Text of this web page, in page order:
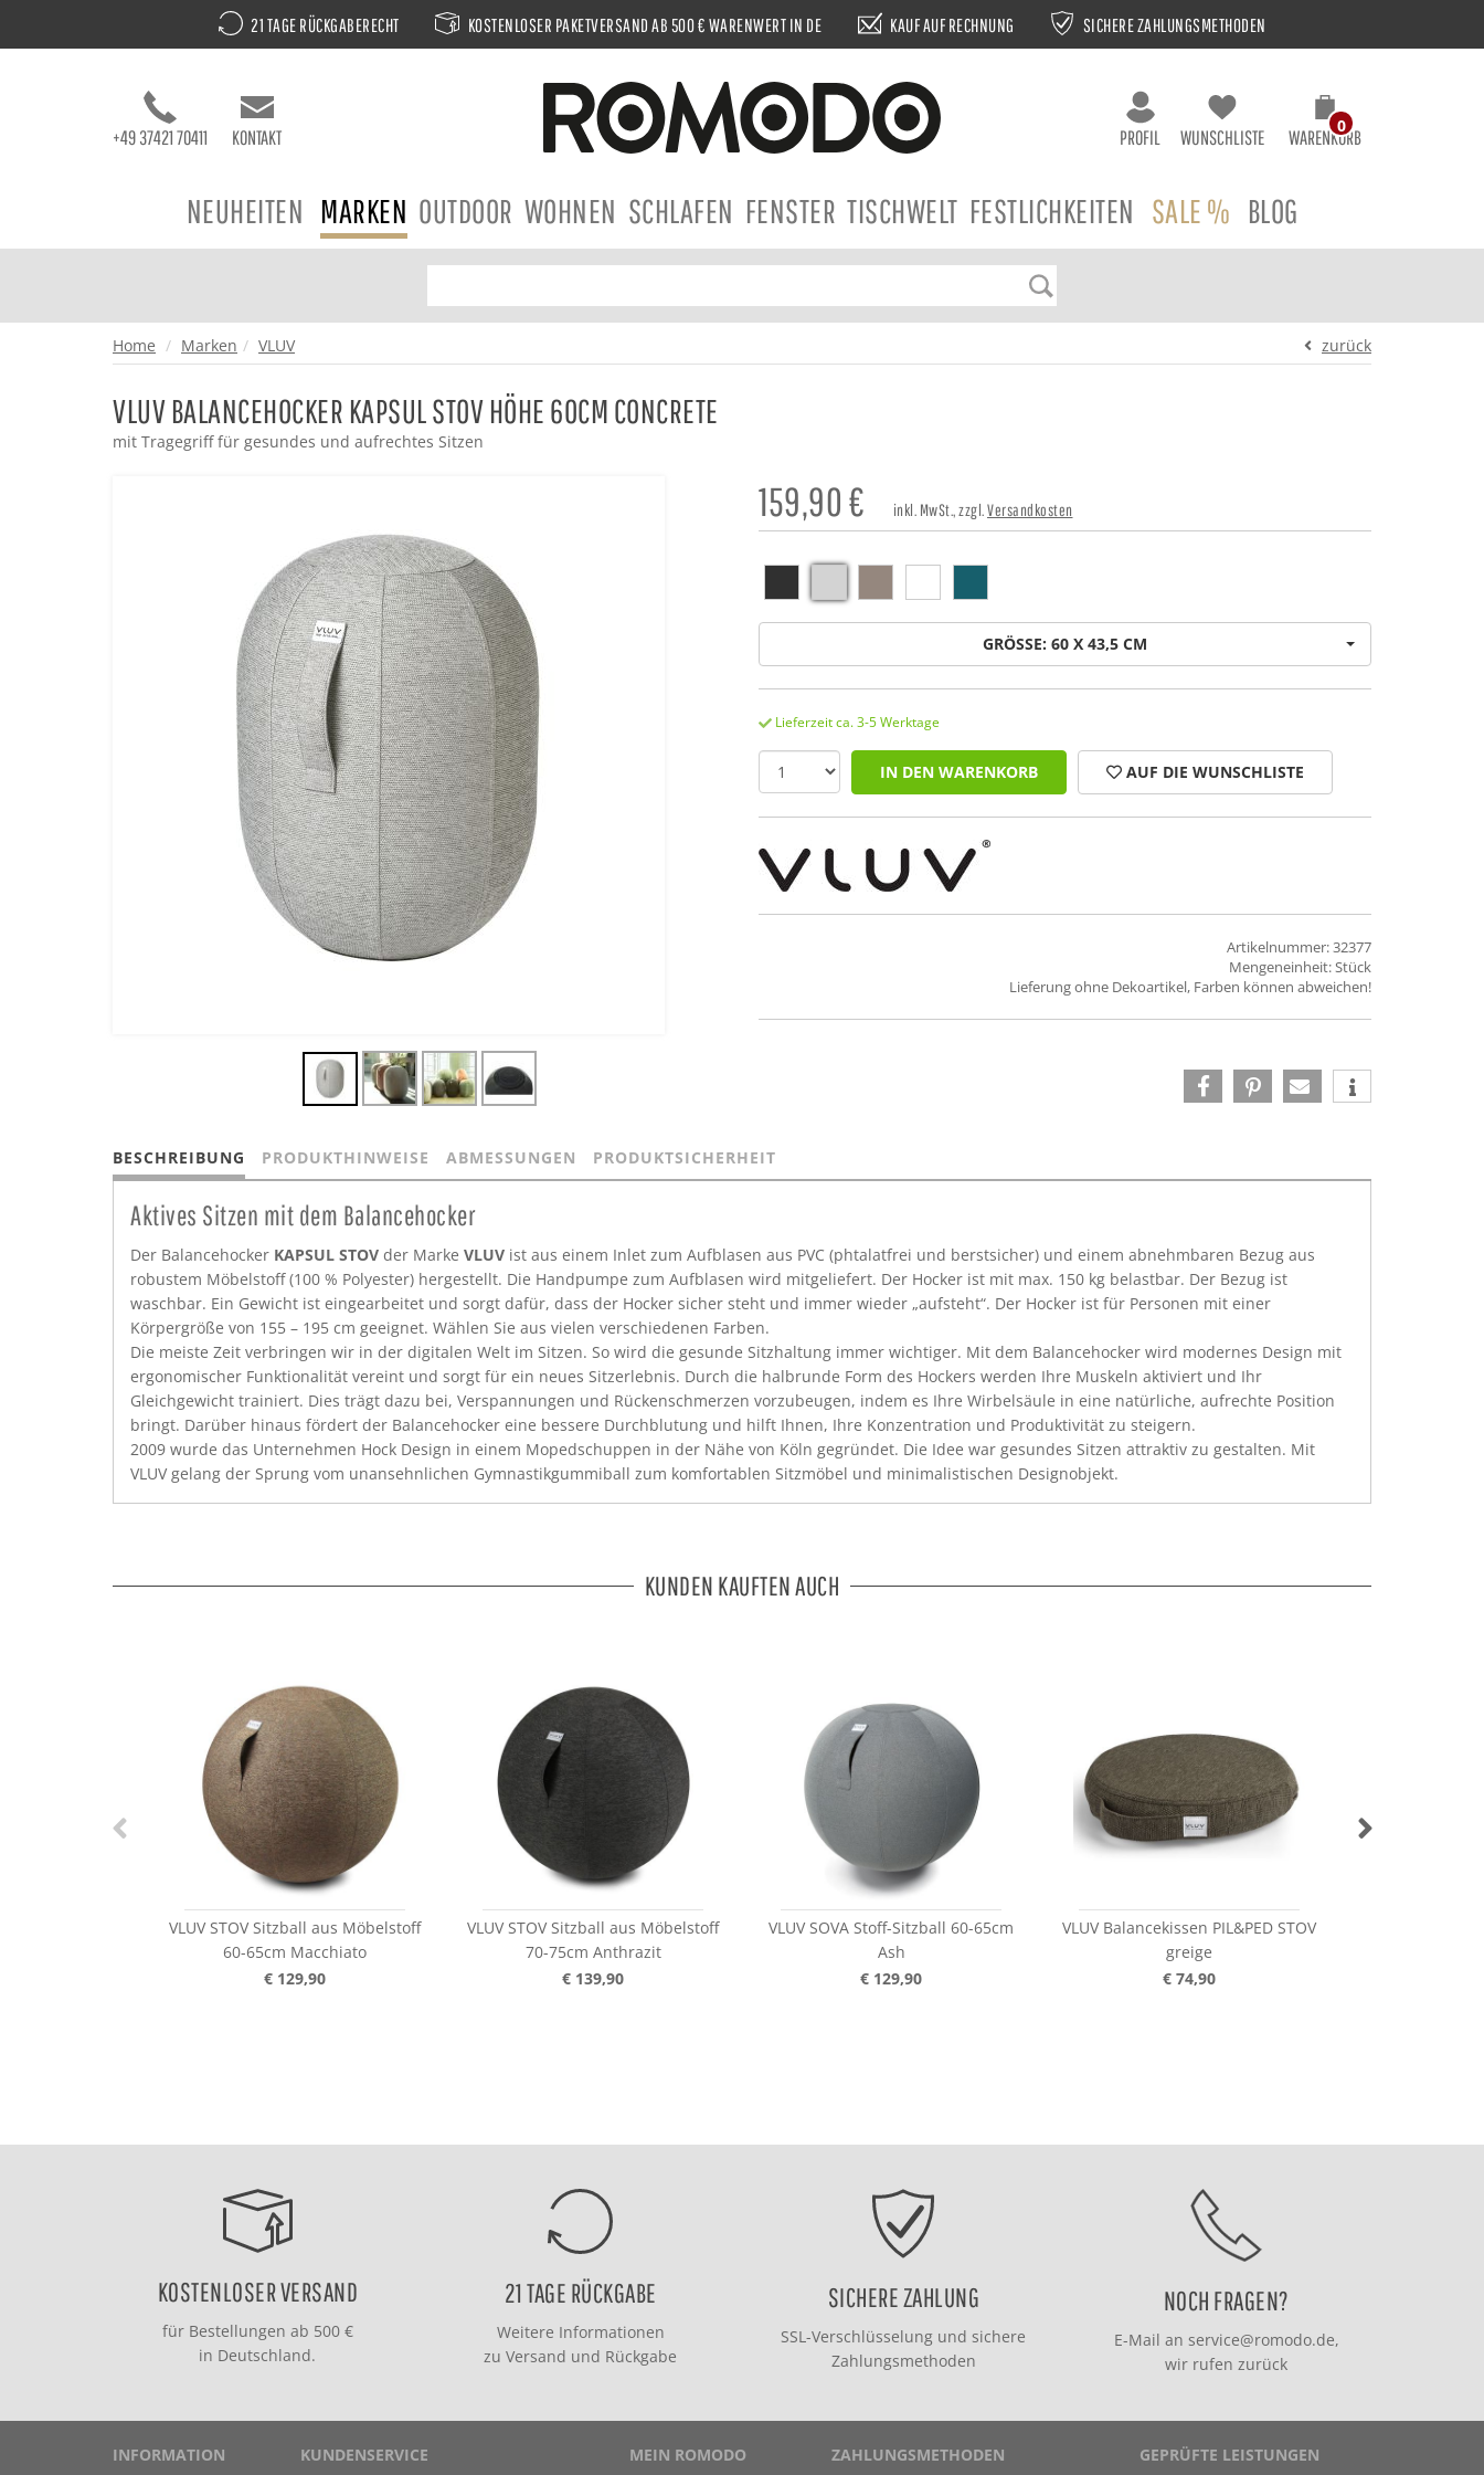
21 TAGE RÜCKGABERECHT KOSTENLOSER PAKETVERSAND AB 500 € WARENWERT IN DE KAUF AUF RECHNUNG SICHERE ZAHLUNGSMETHODEN
+49 37421 70411 KONTAKT PROFIL WUNSCHLISTE WARENKORB
0
NEUHEITEN MARKEN OUTDOOR WOHNEN SCHLAFEN FENSTER TISCHWELT FESTLICHKEITEN SALE % BLOG
Home Marken VLUV zurück
VLUV BALANCEHOCKER KAPSUL STOV HÖHE 60CM CONCRETE
mit Tragegriff für gesundes und aufrechtes Sitzen
159,90€ inkl. MwSt., zzgl.Versandkosten
GRÖSSE: 60 X 43,5 CM
Lieferzeit ca. 3-5 Werktage
IN DEN WARENKORB AUF DIE WUNSCHLISTE
Artikelnummer: 32377
Mengeneinheit: Stück
Lieferung ohne Dekoartikel, Farben können abweichen!
BESCHREIBUNG PRODUKTHINWEISE ABMESSUNGEN PRODUKTSICHERHEIT
Aktives Sitzen mit dem Balancehocker
Der Balancehocker KAPSUL STOV der Marke VLUV ist aus einem Inlet zum Aufblasen aus PVC (phtalatfrei und berstsicher) und einem abnehmbaren Bezug aus
robustem Möbelstoff (100 % Polyester) hergestellt. Die Handpumpe zum Aufblasen wird mitgeliefert. Der Hocker ist mit max. 150 kg belastbar. Der Bezug ist
waschbar. Ein Gewicht ist eingearbeitet und sorgt dafür, dass der Hocker sicher steht und immer wieder „aufsteht“. Der Hocker ist für Personen mit einer
Körpergröße von 155 – 195 cm geeignet. Wählen Sie aus vielen verschiedenen Farben.
Die meiste Zeit verbringen wir in der digitalen Welt im Sitzen. So wird die gesunde Sitzhaltung immer wichtiger. Mit dem Balancehocker wird modernes Design mit
ergonomischer Funktionalität vereint und sorgt für ein neues Sitzerlebnis. Durch die halbrunde Form des Hockers werden Ihre Muskeln aktiviert und Ihr
Gleichgewicht trainiert. Dies trägt dazu bei, Verspannungen und Rückenschmerzen vorzubeugen, indem es Ihre Wirbelsäule in eine natürliche, aufrechte Position
bringt. Darüber hinaus fördert der Balancehocker eine bessere Durchblutung und hilft Ihnen, Ihre Konzentration und Produktivität zu steigern.
2009 wurde das Unternehmen Hock Design in einem Mopedschuppen in der Nähe von Köln gegründet. Die Idee war gesundes Sitzen attraktiv zu gestalten. Mit
VLUV gelang der Sprung vom unansehnlichen Gymnastikgummiball zum komfortablen Sitzmöbel und minimalistischen Designobjekt.
KUNDEN KAUFTEN AUCH
VLUV STOV Sitzball aus Möbelstoff
60-65cm Macchiato
€ 129,90
VLUV STOV Sitzball aus Möbelstoff
70-75cm Anthrazit
€ 139,90
VLUV SOVA Stoff-Sitzball 60-65cm
Ash
€ 129,90
VLUV Balancekissen PIL&PED STOV
greige
€ 74,90
KOSTENLOSER VERSAND
für Bestellungen ab 500 €
in Deutschland.
21 TAGE RÜCKGABE
Weitere Informationen
zuVersand und Rückgabe
SICHERE ZAHLUNG
SSL-Verschlüsselung und sichere
Zahlungsmethoden
NOCH FRAGEN?
E-Mail an service@romodo.de,
wir rufen zurück
INFORMATION KUNDENSERVICE MEIN ROMODO ZAHLUNGSMETHODEN GEPRÜFTE LEISTUNGEN